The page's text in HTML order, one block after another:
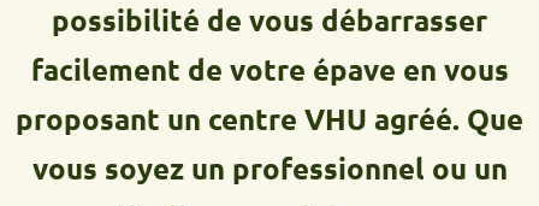
possibilité de vous débarrasser
facilement de votre épave en vous
proposant un centre VHU agréé. Que
vous soyez un professionnel ou un